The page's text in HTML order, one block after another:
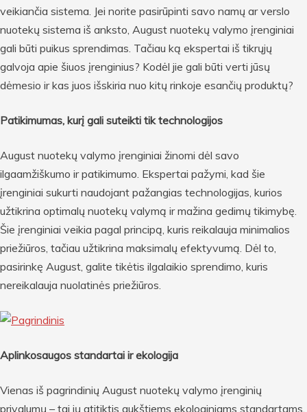
veikiančia sistema. Jei norite pasirūpinti savo namų ar verslo
nuotekų sistema iš anksto, August nuotekų valymo įrenginiai
gali būti puikus sprendimas. Tačiau ką ekspertai iš tikrųjų
galvoja apie šiuos įrenginius? Kodėl jie gali būti verti jūsų
dėmesio ir kas juos išskiria nuo kitų rinkoje esančių produktų?
Patikimumas, kurį gali suteikti tik technologijos
August nuotekų valymo įrenginiai žinomi dėl savo
ilgaamžiškumo ir patikimumo. Ekspertai pažymi, kad šie
įrenginiai sukurti naudojant pažangias technologijas, kurios
užtikrina optimalų nuotekų valymą ir mažina gedimų tikimybę.
Šie įrenginiai veikia pagal principą, kuris reikalauja minimalios
priežiūros, tačiau užtikrina maksimalų efektyvumą. Dėl to,
pasirinkę August, galite tikėtis ilgalaikio sprendimo, kuris
nereikalauja nuolatinės priežiūros.
Aplinkosaugos standartai ir ekologija
Vienas iš pagrindinių August nuotekų valymo įrenginių
privalumų – tai jų atitiktis aukštiems ekologiniams standartams.